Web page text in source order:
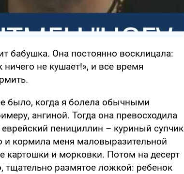
бабушка. Она постоянно восклицала:
не кушает!», и все время
было, когда я болела обычными
ангиной. Тогда она превосходила
пенициллин – куриный супчик
и кормила меня маловыразительной
картошки и морковки. Потом на десерт
тщательно размятое ложкой: ребенок